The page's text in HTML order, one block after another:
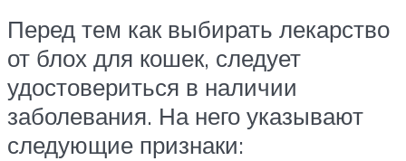
Перед тем как выбирать лекарство
от блох для кошек, следует
удостовериться в наличии
заболевания. На него указывают
следующие признаки: